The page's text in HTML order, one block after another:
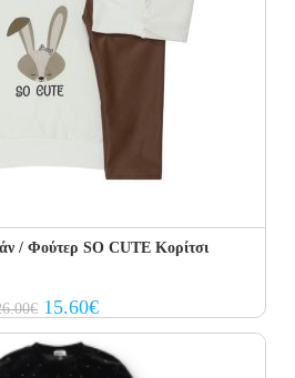
/ Φούτερ SO CUTE Κορίτσι
€ Original
price
was:
26.00€.
15.60€Current
price
is:
15.60€.